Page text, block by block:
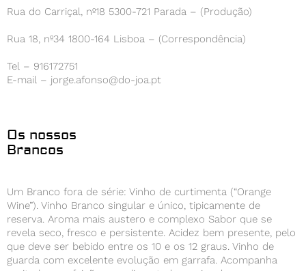
Rua do Carriçal, nº18 5300-721 Parada – (Produção)
Rua 18, nº34 1800-164 Lisboa – (Correspondência)
Tel – 916172751
E-mail – jorge.afonso@do-joa.pt
Os nossos
Brancos
Um Branco fora de série: Vinho de curtimenta (“Orange
Wine”). Vinho Branco singular e único, tipicamente de
reserva. Aroma mais austero e complexo Sabor que se
revela seco, fresco e persistente. Acidez bem presente, pelo
que deve ser bebido entre os 10 e os 12 graus. Vinho de
guarda com excelente evolução em garrafa. Acompanha